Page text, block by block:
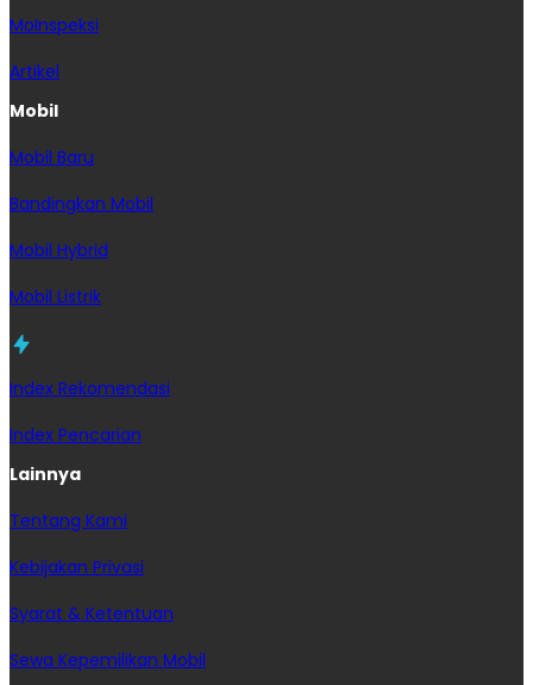
MoInspeksi
Artikel
Mobil
Mobil Baru
Bandingkan Mobil
Mobil Hybrid
Mobil Listrik
Index Rekomendasi
Index Pencarian
Lainnya
Tentang Kami
Kebijakan Privasi
Syarat & Ketentuan
Sewa Kepemilikan Mobil